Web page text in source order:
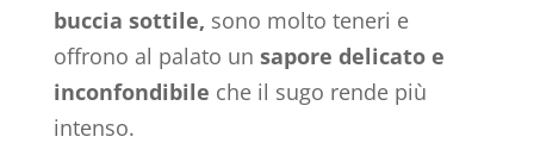
buccia sottile, sono molto teneri e
offrono al palato un sapore delicato e
inconfondibile che il sugo rende più
intenso.